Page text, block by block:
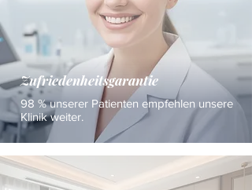
Zufriedenheitsgarantie
98 % unserer Patienten empfehlen unsere
Klinik weiter.